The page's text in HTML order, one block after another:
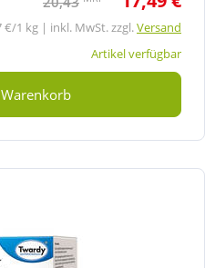
€/1 kg | inkl. MwSt. zzgl.Versand
Artikel verfügbar